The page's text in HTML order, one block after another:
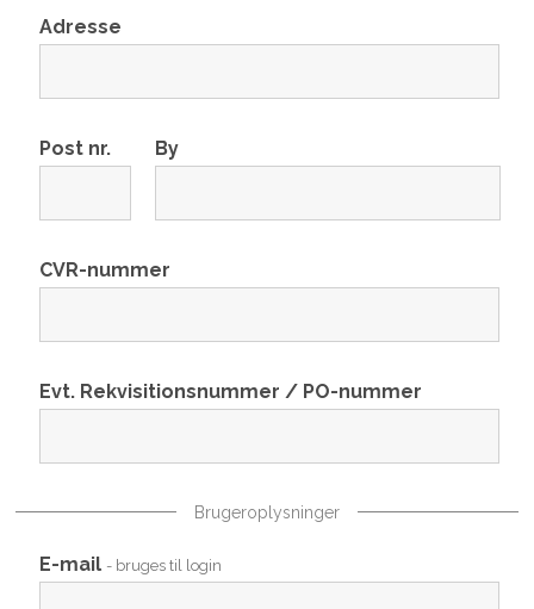
Adresse
Post nr. By
CVR-nummer
Evt. Rekvisitionsnummer / PO-nummer
Brugeroplysninger
E-mail - bruges til login